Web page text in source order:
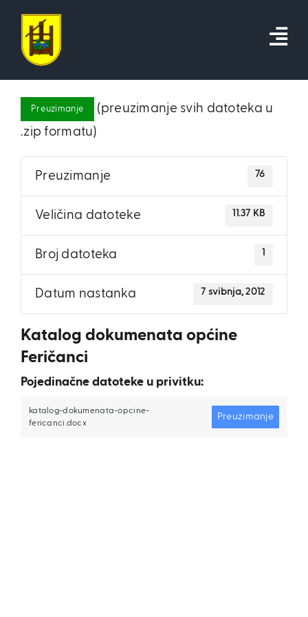
content
Preuzimanje
(preuzimanje svih datoteka u
.zip formatu)
Preuzimanje 76
Veličina datoteke 11.37 KB
Broj datoteka 1
Datum nastanka 7 svibnja, 2012
Katalog dokumenata općine
Feričanci
Pojedinačne datoteke u privitku:
katalog-dokumenata-opcine-
fericanci.docx
Preuzimanje